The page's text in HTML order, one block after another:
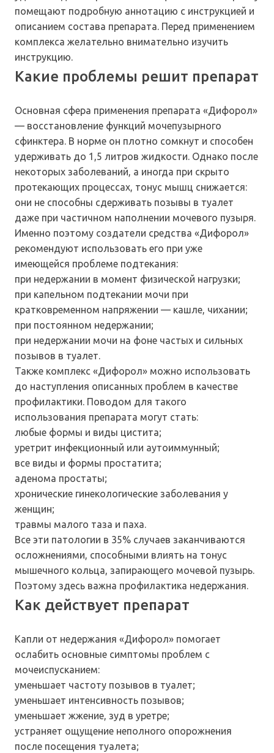
помещают подробную аннотацию с инструкцией и
описанием состава препарата. Перед применением
комплекса желательно внимательно изучить
инструкцию.
Какие проблемы решит препарат
Основная сфера применения препарата «Дифорол»
— восстановление функций мочепузырного
сфинктера. В норме он плотно сомкнут и способен
удерживать до 1,5 литров жидкости. Однако после
некоторых заболеваний, а иногда при скрыто
протекающих процессах, тонус мышц снижается:
они не способны сдерживать позывы в туалет
даже при частичном наполнении мочевого пузыря.
Именно поэтому создатели средства «Дифорол»
рекомендуют использовать его при уже
имеющейся проблеме подтекания:
при недержании в момент физической нагрузки;
при капельном подтекании мочи при
кратковременном напряжении — кашле, чихании;
при постоянном недержании;
при недержании мочи на фоне частых и сильных
позывов в туалет.
Также комплекс «Дифорол» можно использовать
до наступления описанных проблем в качестве
профилактики. Поводом для такого
использования препарата могут стать:
любые формы и виды цистита;
уретрит инфекционный или аутоиммунный;
все виды и формы простатита;
аденома простаты;
хронические гинекологические заболевания у
женщин;
травмы малого таза и паха.
Все эти патологии в 35% случаев заканчиваются
осложнениями, способными влиять на тонус
мышечного кольца, запирающего мочевой пузырь.
Поэтому здесь важна профилактика недержания.
Как действует препарат
Капли от недержания «Дифорол» помогает
ослабить основные симптомы проблем с
мочеиспусканием:
уменьшает частоту позывов в туалет;
уменьшает интенсивность позывов;
уменьшает жжение, зуд в уретре;
устраняет ощущение неполного опорожнения
после посещения туалета;